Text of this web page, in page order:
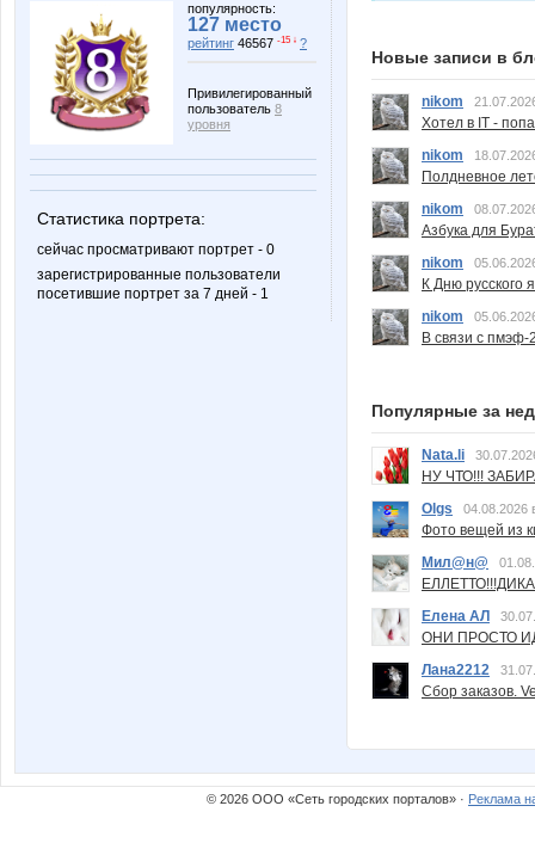
популярность:
127 место
рейтинг 46567 -15 ↓ ?
Привилегированный
пользователь 8
уровня
Статистика портрета:
сейчас просматривают портрет - 0
зарегистрированные пользователи
посетившие портрет за 7 дней - 1
Новые записи в
nikom
Хотел в IT -
nikom
Полдневное
nikom
Азбука для
nikom
К Дню русского
nikom
В связи с пмэф-
Популярные за
Nata.li
НУ ЧТО!!!
Olgs
04.08.2026
Фото вещей из
Мил@н@
Елена АЛ
ОНИ ПРОСТО
Лана2212
Сбор заказов.
© 2026 ООО «Сеть городских порталов» · Реклама